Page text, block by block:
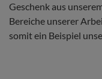
Geschenk aus
Bereiche unserer
somit ein Beispiel